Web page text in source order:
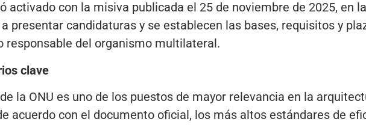
activado con la misiva publicada el 25 de noviembre de 2025, en
presentar candidaturas y se establecen las bases, requisitos y
responsable del organismo multilateral.
clave
la ONU es uno de los puestos de mayor relevancia en la
acuerdo con el documento oficial, los más altos estándares de